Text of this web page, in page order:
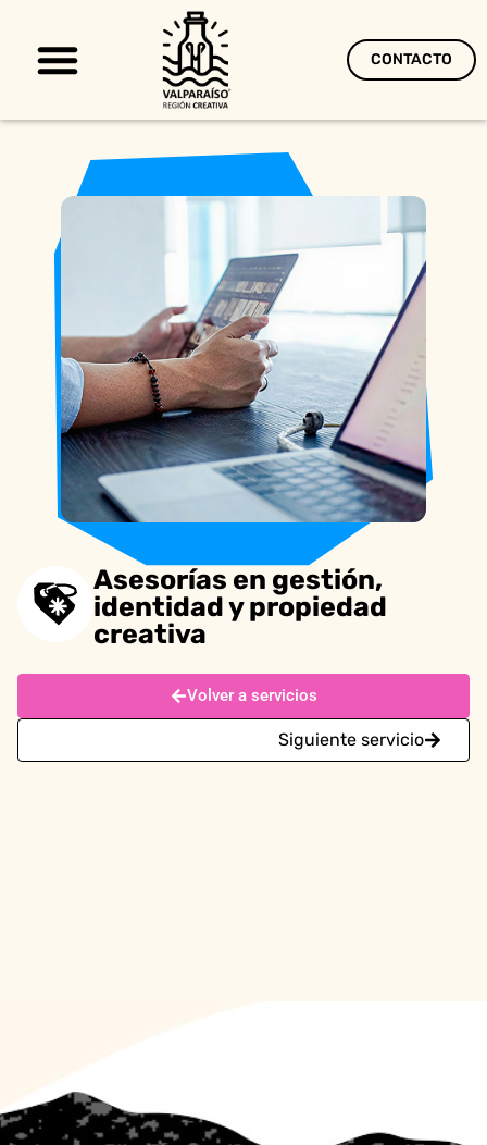
CONTACTO
Asesorías en gestión,
identidad y propiedad
creativa
Volver a servicios
Siguiente servicio